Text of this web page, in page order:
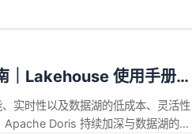
Lakehouse 使用手册
实时性以及数据湖的低成本、灵活性
Apache Doris 持续加深与数据湖的融